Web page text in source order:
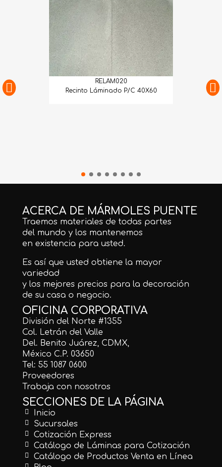
RELAM020
Recinto Láminado P/C 40X60
ACERCA DE MÁRMOLES PUENTE
Traemos materiales de todas partes
del mundo y los mantenemos
en existencia para usted.
Es así que usted obtiene la mayor
variedad
y los mejores precios para la decoración
de su casa o negocio.
OFICINA CORPORATIVA
División del Norte #1355
Col. Letrán del Valle
Del. Benito Juárez, CDMX,
México C.P. 03650
Tel: 55 1087 0600
Proveedores
Trabaja con nosotros
SECCIONES DE LA PÁGINA
Inicio
Sucursales
Cotización Express
Catálogo de Láminas para Cotización
Catálogo de Productos Venta en Línea